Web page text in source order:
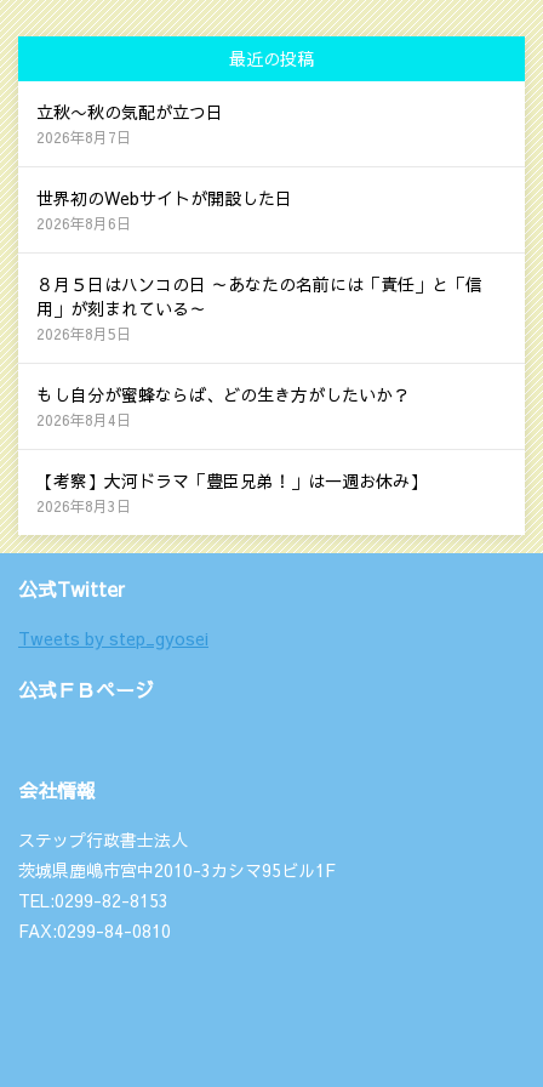
最近の投稿
立秋〜秋の気配が立つ日
2026年8月7日
世界初のWebサイトが開設した日
2026年8月6日
８月５日はハンコの日 ～あなたの名前には「責任」と「信
用」が刻まれている～
2026年8月5日
もし自分が蜜蜂ならば、どの生き方がしたいか？
2026年8月4日
【考察】大河ドラマ「豊臣兄弟！」は一週お休み】
2026年8月3日
公式Twitter
Tweets by step_gyosei
公式ＦＢページ
会社情報
ステップ行政書士法人
茨城県鹿嶋市宮中2010-3カシマ95ビル1F
TEL:0299-82-8153
FAX:0299-84-0810